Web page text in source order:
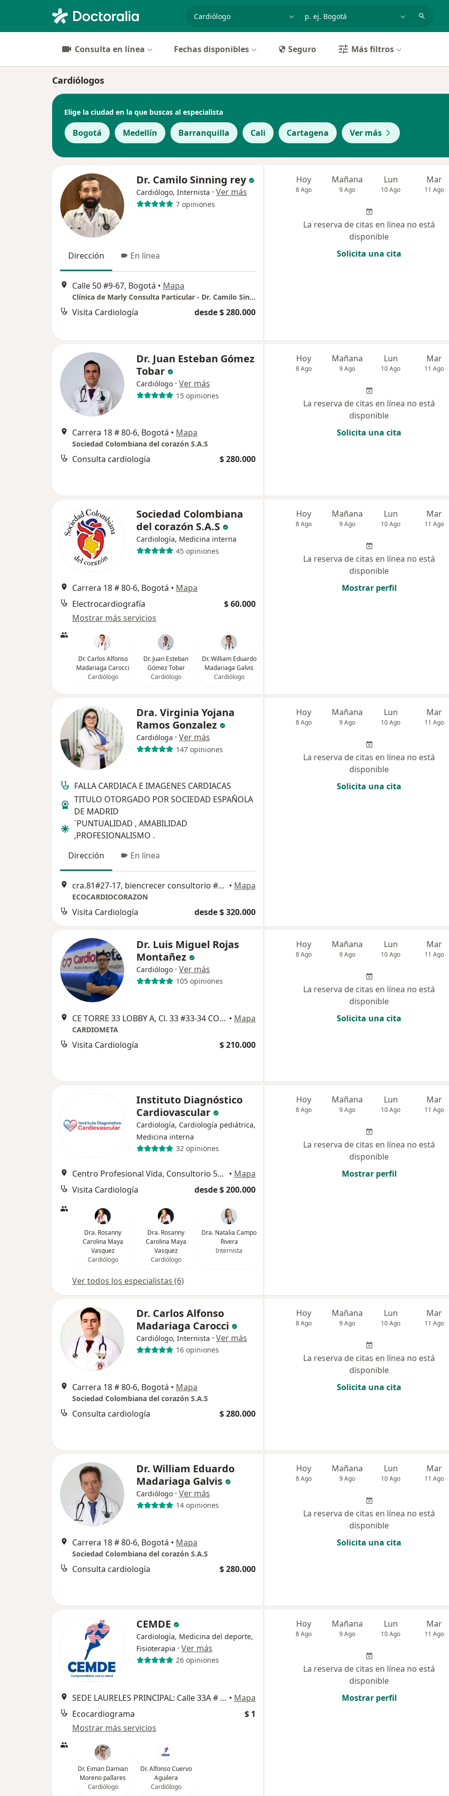
especialidad, enfermedad o nombrep. ej. Bogotá
Consulta en línea Fechas disponibles Seguro Más filtros
Cardiólogos
Elige la ciudad en la que buscas al especialista
Bogotá Medellín Barranquilla Cali Cartagena Ver más
Dr. Camilo Sinning rey
Cardiólogo, Internista · Ver más
7 opiniones
Dirección En línea
Calle 50 #9-67, Bogotá • Mapa
Clínica de Marly Consulta Particular - Dr. Camilo Sinning
Visita Cardiología desde $ 280.000
Hoy
8 Ago
Mañana
9 Ago
Lun
10 Ago
Mar
11 Ago
La reserva de citas en línea no está
disponible
Solicita una cita
Dr. Juan Esteban Gómez
Tobar
Cardiólogo · Ver más
15 opiniones
Carrera 18 # 80-6, Bogotá • Mapa
Sociedad Colombiana del corazón S.A.S
Consulta cardiología $ 280.000
Hoy
8 Ago
Mañana
9 Ago
Lun
10 Ago
Mar
11 Ago
La reserva de citas en línea no está
disponible
Solicita una cita
Sociedad Colombiana
del corazón S.A.S
Cardiología, Medicina interna
45 opiniones
Carrera 18 # 80-6, Bogotá • Mapa
Electrocardiografía
$ 60.000
Mostrar más servicios
Dr. Carlos Alfonso
Madariaga Carocci
Cardiólogo
Dr. Juan Esteban
Gómez Tobar
Cardiólogo
Dr. William Eduardo
Madariaga Galvis
Cardiólogo
Hoy
8 Ago
Mañana
9 Ago
Lun
10 Ago
Mar
11 Ago
La reserva de citas en línea no está
disponible
Mostrar perfil
Dra. Virginia Yojana
Ramos Gonzalez
Cardióloga · Ver más
147 opiniones
FALLA CARDIACA E IMAGENES CARDIACAS
TITULO OTORGADO POR SOCIEDAD ESPAÑOLA
DE MADRID
´PUNTUALIDAD , AMABILIDAD
,PROFESIONALISMO .
Dirección
En línea
cra.81#27-17, biencrecer consultorio #13, Medellín • Mapa
ECOCARDIOCORAZON
Visita Cardiología desde $ 320.000
Hoy
8 Ago
Mañana
9 Ago
Lun
10 Ago
Mar
11 Ago
La reserva de citas en línea no está
disponible
Solicita una cita
Dr. Luis Miguel Rojas
Montañez
Cardiólogo · Ver más
105 opiniones
CE TORRE 33 LOBBY A, Cl. 33 #33-34 CONS 605, Villavicencio • Mapa
CARDIOMETA
Visita Cardiología $ 210.000
Hoy
8 Ago
Mañana
9 Ago
Lun
10 Ago
Mar
11 Ago
La reserva de citas en línea no está
disponible
Solicita una cita
Instituto Diagnóstico
Cardiovascular
Cardiología, Cardiología pediátrica,
Medicina interna
32 opiniones
Centro Profesional Vida, Consultorio 507, Cl. 5d #38A – 35 Torre 2 Piso 5, Cali • Mapa
Visita Cardiología
desde $ 200.000
Dra. Rosanny
Carolina Maya
Vasquez
Cardiólogo
Dra. Rosanny
Carolina Maya
Vasquez
Cardiólogo
Dra. Natalia Campo
Rivera
Internista
Ver todos los especialistas (6)
Hoy
8 Ago
Mañana
9 Ago
Lun
10 Ago
Mar
11 Ago
La reserva de citas en línea no está
disponible
Mostrar perfil
Dr. Carlos Alfonso
Madariaga Carocci
Cardiólogo, Internista · Ver más
16 opiniones
Carrera 18 # 80-6, Bogotá • Mapa
Sociedad Colombiana del corazón S.A.S
Consulta cardiología $ 280.000
Hoy
8 Ago
Mañana
9 Ago
Lun
10 Ago
Mar
11 Ago
La reserva de citas en línea no está
disponible
Solicita una cita
Dr. William Eduardo
Madariaga Galvis
Cardiólogo · Ver más
14 opiniones
Carrera 18 # 80-6, Bogotá • Mapa
Sociedad Colombiana del corazón S.A.S
Consulta cardiología $ 280.000
Hoy
8 Ago
Mañana
9 Ago
Lun
10 Ago
Mar
11 Ago
La reserva de citas en línea no está
disponible
Solicita una cita
CEMDE
Cardiología, Medicina del deporte,
Fisioterapia · Ver más
26 opiniones
SEDE LAURELES PRINCIPAL: Calle 33A # 74B-175, Medellín • Mapa
Ecocardiograma
$ 1
Mostrar más servicios
Dr. Eiman Damian
Moreno pallares
Cardiólogo
Dr. Alfonso Cuervo
Aguilera
Cardiólogo
Hoy
8 Ago
Mañana
9 Ago
Lun
10 Ago
Mar
11 Ago
La reserva de citas en línea no está
disponible
Mostrar perfil